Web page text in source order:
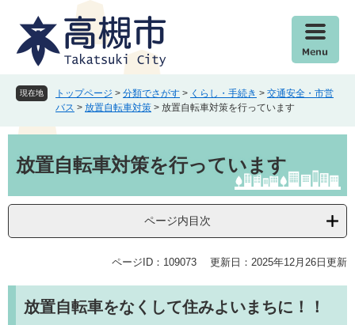
現在地 トップページ > 分類でさがす > くらし・手続き > 交通安全・市営
バス > 放置自転車対策 > 放置自転車対策を行っています
文放置自転車対策を行っています
ページ内目次
ページID：109073 更新日：2025年12月26日更新
放置自転車をなくして住みよいまちに！！